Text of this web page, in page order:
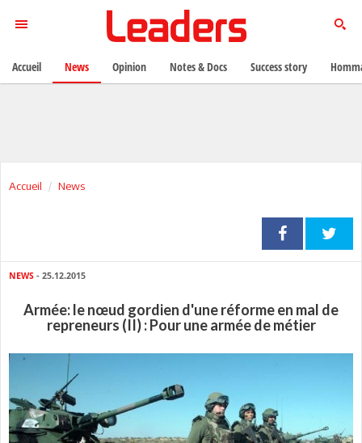
Accueil News
NEWS - 25.12.2015
Armée: le nœud gordien d'une réforme en mal de
repreneurs (II) : Pour une armée de métier
Accueil News Opinion Notes & Docs Success story